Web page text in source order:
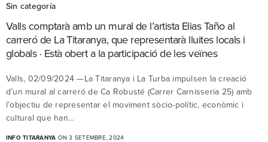
Sin categoría
Valls comptarà amb un mural de l’artista Elias Taño al
carreró de La Titaranya, que representarà lluites locals i
globals · Està obert a la participació de les veïnes
Valls, 02/09/2024 —La Titaranya i La Turba impulsen la creació
d’un mural al carreró de Ca Robusté (Carrer Carnisseria 25) amb
l’objectiu de representar el moviment sòcio-polític, econòmic i
cultural que han…
INFO TITARANYA ON 3 SETEMBRE, 2024